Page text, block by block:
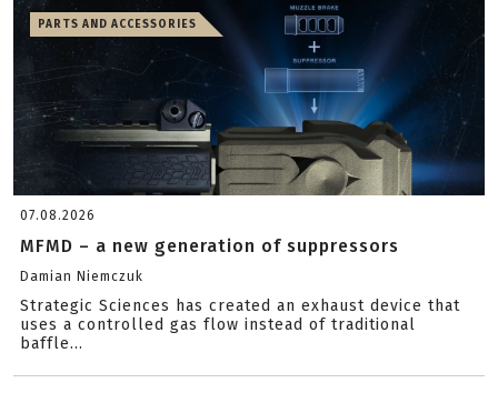
PARTS AND ACCESSORIES
07.08.2026
MFMD – a new generation of suppressors
Damian Niemczuk
Strategic Sciences has created an exhaust device that
uses a controlled gas flow instead of traditional
baffle...